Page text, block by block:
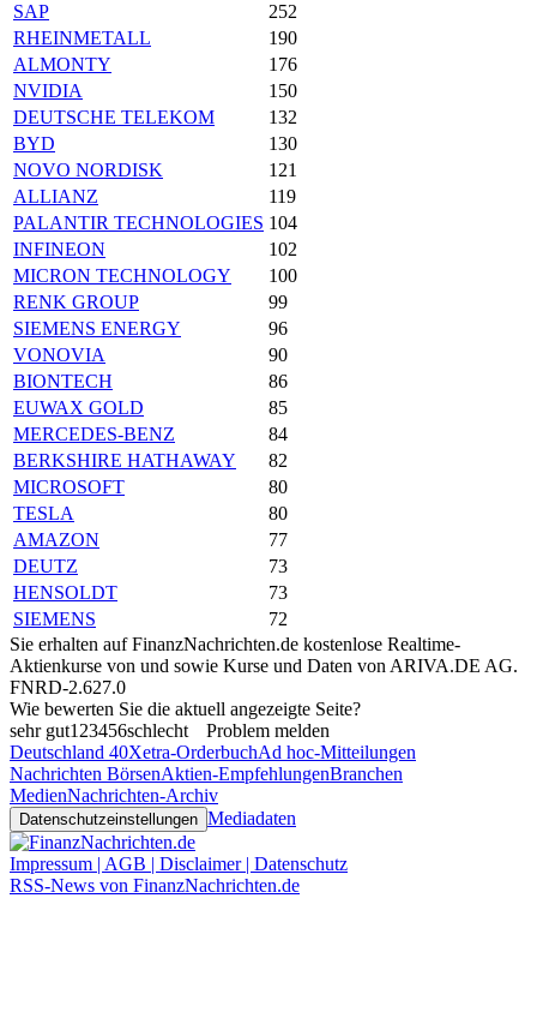
SAP
252
RHEINMETALL
190
ALMONTY
176
NVIDIA
150
DEUTSCHE TELEKOM
132
BYD
130
NOVO NORDISK
121
ALLIANZ
119
PALANTIR TECHNOLOGIES 104
INFINEON
102
MICRON TECHNOLOGY
100
RENK GROUP
99
SIEMENS ENERGY
96
VONOVIA
90
BIONTECH
86
EUWAX GOLD
85
MERCEDES-BENZ
84
BERKSHIRE HATHAWAY
82
MICROSOFT
80
TESLA
80
AMAZON
77
DEUTZ
73
HENSOLDT
73
SIEMENS
72
Sie erhalten auf FinanzNachrichten.de kostenlose Realtime-
Aktienkurse von und sowie Kurse und Daten von ARIVA.DE AG.
FNRD-2.627.0
Wie bewerten Sie die aktuell angezeigte Seite?
sehr gut1 23456schlecht
Problem melden
Deutschland 40Xetra-OrderbuchAd hoc-Mitteilungen
Nachrichten BörsenAktien-EmpfehlungenBranchen
MedienNachrichten-Archiv
Datenschutzeinstellungen Mediadaten
Impressum | AGB | Disclaimer | Datenschutz
RSS-News von FinanzNachrichten.de